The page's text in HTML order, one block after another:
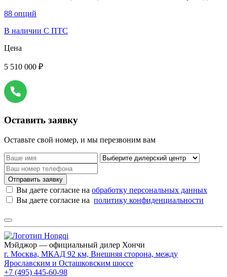
88 опций
В наличии С ПТС
Цена
5 510 000 ₽
Оставить заявку
Оставьте свой номер, и мы перезвоним вам
Отправить заявку
Вы даете согласие на обработку персональных данных
Вы даете согласие на политику конфиденциальности
Мэйджор — официальный дилер Хончи
г. Москва, МКАД 92 км, Внешняя сторона, между
Ярославским и Осташковским шоссе
+7 (495) 445-60-98